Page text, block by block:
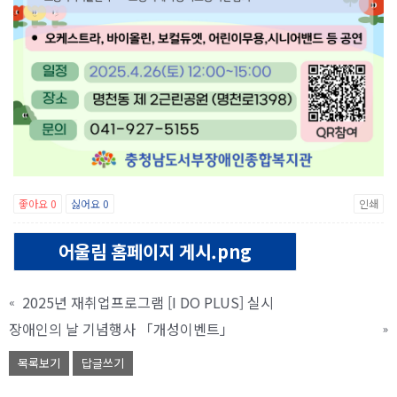
좋아요 0 싫어요0 인쇄
어울림 홈페이지 게시.png
« 2025년 재취업프로그램 [I DO PLUS] 실시
장애인의 날 기념행사 「개성이벤트」
»
목록보기 답글쓰기